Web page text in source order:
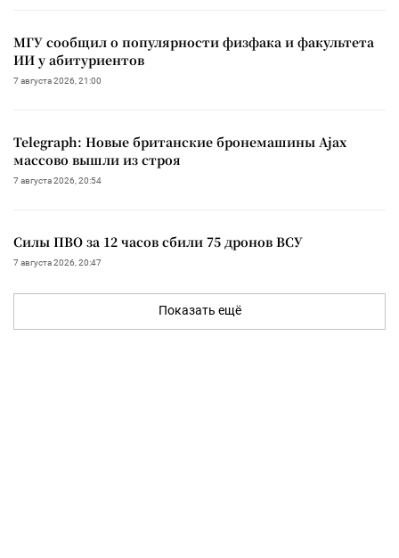
МГУ сообщил о популярности физфака и факультета
ИИ у абитуриентов
7 августа 2026, 21:00
Telegraph: Новые британские бронемашины Ajax
массово вышли из строя
7 августа 2026, 20:54
Силы ПВО за 12 часов сбили 75 дронов ВСУ
7 августа 2026, 20:47
Показать ещё